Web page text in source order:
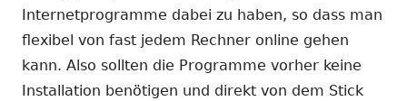
Internetprogramme dabei zu haben, so dass man
flexibel von fast jedem Rechner online gehen
kann. Also sollten die Programme vorher keine
Installation benötigen und direkt von dem Stick